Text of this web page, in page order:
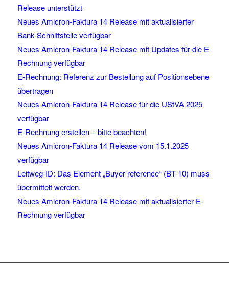
Release unterstützt
Neues Amicron-Faktura 14 Release mit aktualisierter
Bank-Schnittstelle verfügbar
Neues Amicron-Faktura 14 Release mit Updates für die E-
Rechnung verfügbar
E-Rechnung: Referenz zur Bestellung auf Positionsebene
übertragen
Neues Amicron-Faktura 14 Release für die UStVA 2025
verfügbar
E-Rechnung erstellen – bitte beachten!
Neues Amicron-Faktura 14 Release vom 15.1.2025
verfügbar
Leitweg-ID: Das Element „Buyer reference“ (BT-10) muss
übermittelt werden.
Neues Amicron-Faktura 14 Release mit aktualisierter E-
Rechnung verfügbar